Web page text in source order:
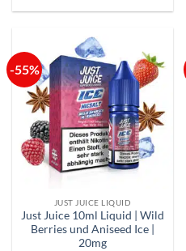
-55%
JUST JUICE LIQUID
Just Juice 10ml Liquid | Wild
Berries und Aniseed Ice |
20mg